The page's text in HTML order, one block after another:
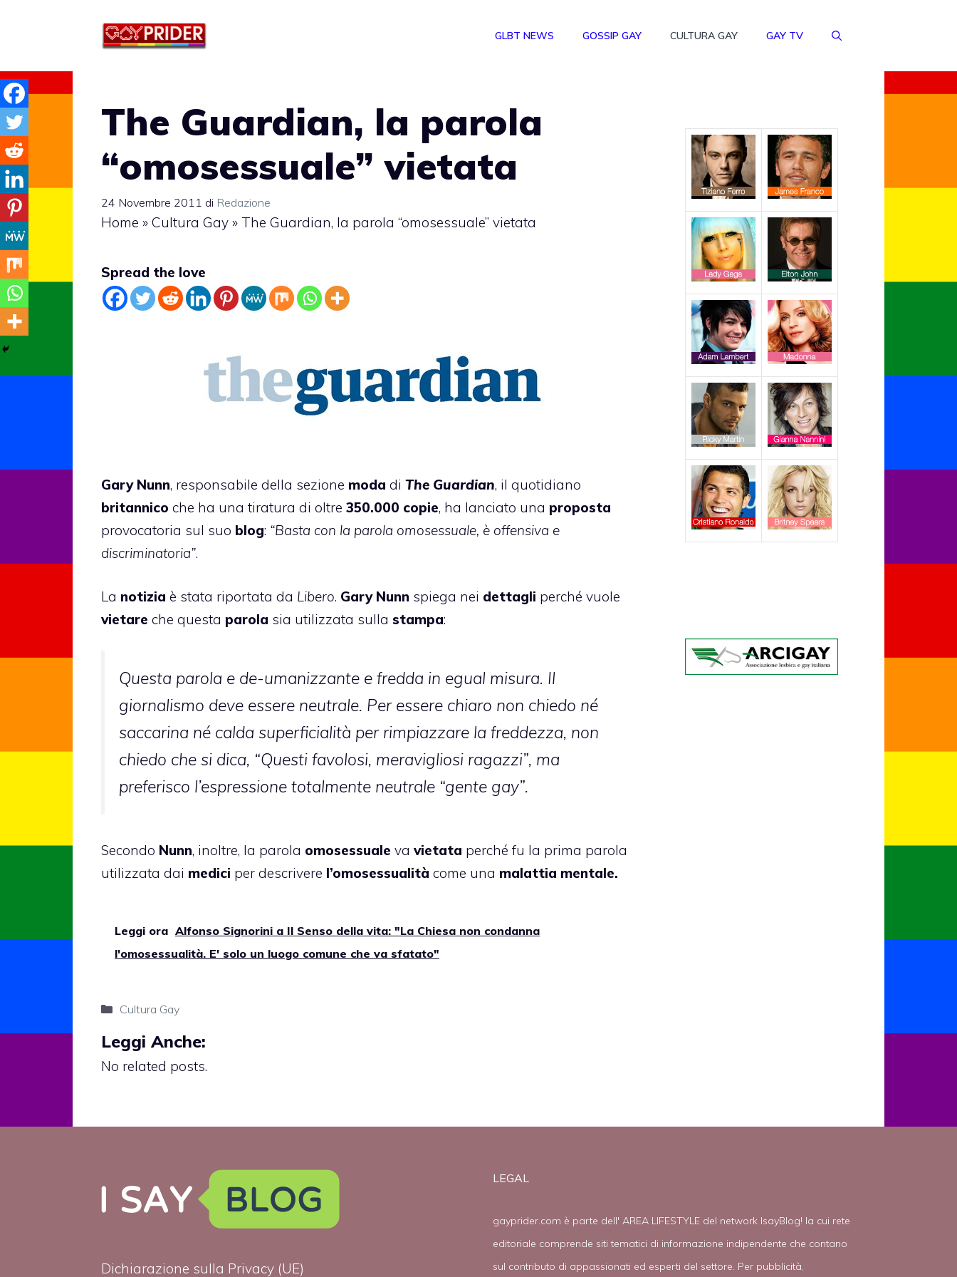
GLBT NEWS GOSSIP GAY CULTURA GAY GAY TV
The Guardian, la parola
“omosessuale” vietata
24 Novembre 2011 di Redazione
Home » Cultura Gay » The Guardian, la parola “omosessuale” vietata
Spread the love
Gary Nunn, responsabile della sezione moda di The Guardian, il quotidiano
britannico che ha una tiratura di oltre 350.000 copie, ha lanciato una proposta
provocatoria sul suo blog: “Basta con la parola omosessuale, è offensiva e
discriminatoria”.
La notizia è stata riportata da Libero. Gary Nunn spiega nei dettagli perché vuole
vietare che questa parola sia utilizzata sulla stampa:
Questa parola e de-umanizzante e fredda in egual misura. Il
giornalismo deve essere neutrale. Per essere chiaro non chiedo né
saccarina né calda superficialità per rimpiazzare la freddezza, non
chiedo che si dica, “Questi favolosi, meravigliosi ragazzi”, ma
preferisco l’espressione totalmente neutrale “gente gay”.
Secondo Nunn, inoltre, la parola omosessuale va vietata perché fu la prima parola
utilizzata dai medici per descrivere l’omosessualità come una malattia mentale.
Leggi ora Alfonso Signorini a Il Senso della vita: "La Chiesa non condanna
l'omosessualità. E' solo un luogo comune che va sfatato"
Categorie
Cultura Gay
Leggi Anche:
No related posts.
Dichiarazione sulla Privacy (UE)
LEGAL
gayprider.com è parte dell' AREA LIFESTYLE del network IsayBlog! la cui rete
editoriale comprende siti tematici di informazione indipendente che contano
sul contributo di appassionati ed esperti del settore. Per pubblicità,